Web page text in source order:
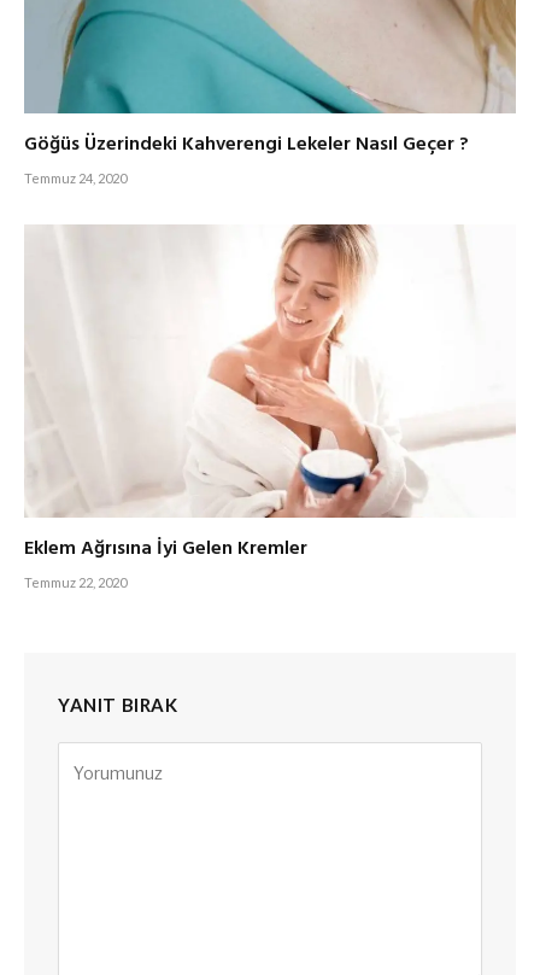
Göğüs Üzerindeki Kahverengi Lekeler Nasıl Geçer ?
Temmuz 24, 2020
Eklem Ağrısına İyi Gelen Kremler
Temmuz 22, 2020
YANIT BIRAK